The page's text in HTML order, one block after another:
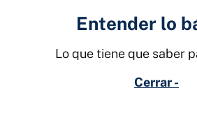
Entender lo
Lo que tiene que saber
Cerrar -